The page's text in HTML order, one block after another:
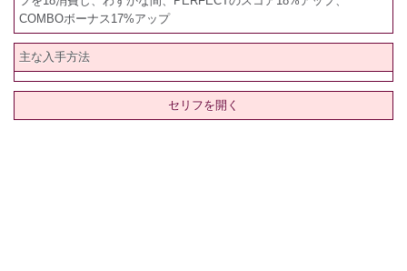
COMBOボーナス17%アップ
主な入手方法
セリフを開く